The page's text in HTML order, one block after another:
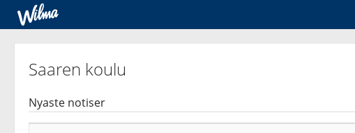
Saaren koulu
Nyaste notiser